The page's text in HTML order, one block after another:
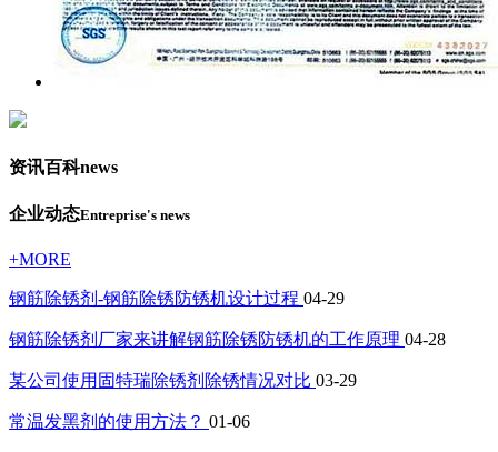
资讯百科news
企业动态Entreprise's news
+MORE
钢筋除锈剂-钢筋除锈防锈机设计过程 04-29
钢筋除锈剂厂家来讲解钢筋除锈防锈机的工作原理 04-28
某公司使用固特瑞除锈剂除锈情况对比 03-29
常温发黑剂的使用方法？ 01-06